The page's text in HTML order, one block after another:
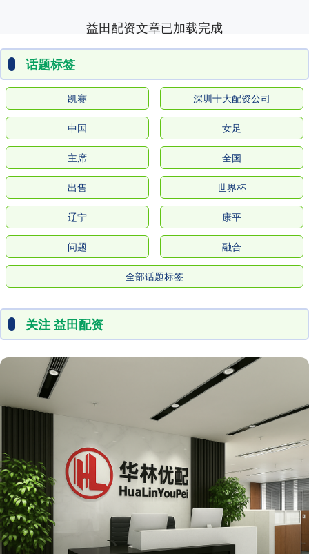
益田配资文章已加载完成
话题标签
凯赛 深圳十大配资公司
中国 女足
主席 全国
出售 世界杯
辽宁 康平
问题 融合
全部话题标签
关注 益田配资